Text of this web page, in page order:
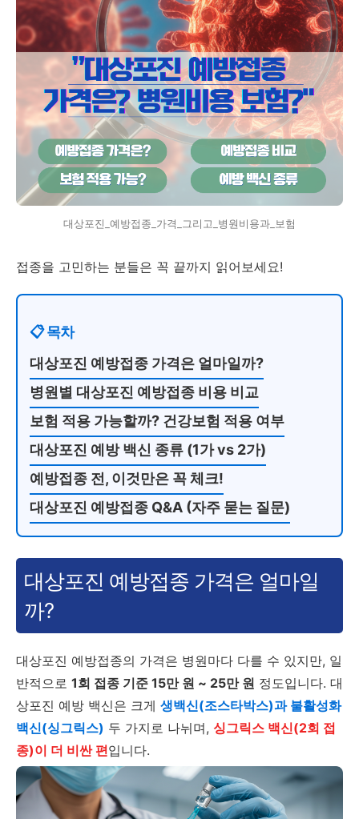
대상포진_예방접종_가격_그리고_병원비용과_보험
접종을 고민하는 분들은 꼭 끝까지 읽어보세요!
📋 목차
대상포진 예방접종 가격은 얼마일까?
병원별 대상포진 예방접종 비용 비교
보험 적용 가능할까? 건강보험 적용 여부
대상포진 예방 백신 종류 (1가 vs 2가)
예방접종 전, 이것만은 꼭 체크!
대상포진 예방접종 Q&A (자주 묻는 질문)
대상포진 예방접종 가격은 얼마일
까?
대상포진 예방접종의 가격은 병원마다 다를 수 있지만, 일
반적으로 1회 접종 기준 15만 원 ~ 25만 원 정도입니다. 대
상포진 예방 백신은 크게 생백신(조스타박스)과 불활성화
백신(싱그릭스) 두 가지로 나뉘며, 싱그릭스 백신(2회 접
종)이 더 비싼 편입니다.